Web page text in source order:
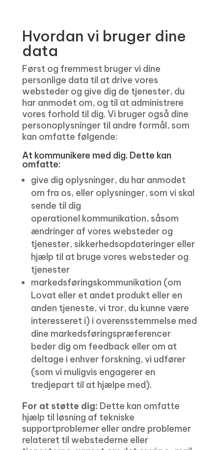
Hvordan vi bruger dine
data
Først og fremmest bruger vi dine
personlige data til at drive vores
websteder og give dig de tjenester, du
har anmodet om, og til at administrere
vores forhold til dig. Vi bruger også dine
personoplysninger til andre formål, som
kan omfatte følgende:
At kommunikere med dig. Dette kan
omfatte:
give dig oplysninger, du har anmodet
om fra os, eller oplysninger, som vi skal
sende til dig
operationel kommunikation, såsom
ændringer af vores websteder og
tjenester, sikkerhedsopdateringer eller
hjælp til at bruge vores websteder og
tjenester
markedsføringskommunikation (om
Lovat eller et andet produkt eller en
anden tjeneste, vi tror, ​​du kunne være
interesseret i) i overensstemmelse med
dine markedsføringspræferencer
beder dig om feedback eller om at
deltage i enhver forskning, vi udfører
(som vi muligvis engagerer en
tredjepart til at hjælpe med).
For at støtte dig: Dette kan omfatte
hjælp til løsning af tekniske
supportproblemer eller andre problemer
relateret til webstederne eller